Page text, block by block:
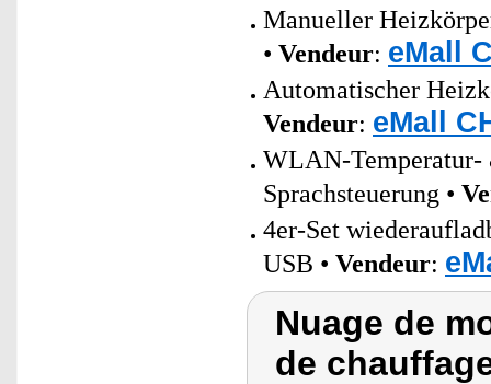
Manueller
• Vendeur: eMall
Automatischer
Vendeur: eMall
WLAN-
Sprachsteuerung •
4er-Set
USB • Vendeur:
Nuage de
de